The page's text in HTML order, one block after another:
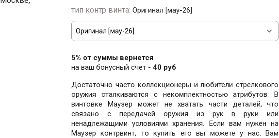
тип контр винта: Оригинал [мау-26]
5% от суммы вернется
на ваш бонусный счет - 40 руб
Достаточно часто коллекционеры и любители стрелкового
оружия сталкиваются с некомплектностью атрибутов. В
винтовке Маузер может не хватать части деталей, что
связано с передачей оружия из рук в руки или
ненадлежащими условиями хранения. Если вам нужен на
Маузер контрвинт, то купить его вы можете у нас. Вам